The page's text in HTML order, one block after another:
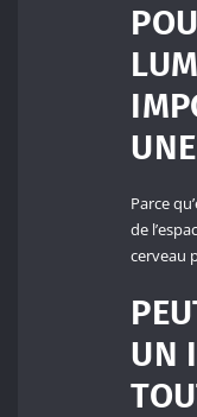
Parce
de
cerveau
UN